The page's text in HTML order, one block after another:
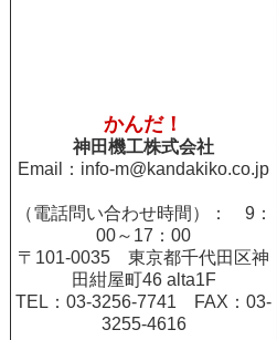
かんだ！
神田機工株式会社
Email： info-m@kandakiko.co.jp
（電話問い合わせ時間）： 9：
00～17：00
〒101-0035 東京都千代田区神
田紺屋町46 alta1F
TEL：03-3256-7741 FAX：03-
3255-4616